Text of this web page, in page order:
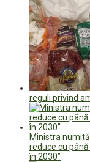
reguli privind
Ministra
reduce cu
în 2030”